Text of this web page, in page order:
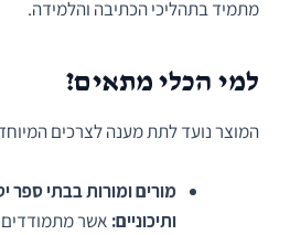
מתמיד בתהליכי הכתיבה והלמידה.
למי הכלי מתאים?
המוצר נועד לתת מענה לצרכים
מורים ומורות בבתי ספר
ותיכוניים: אשר